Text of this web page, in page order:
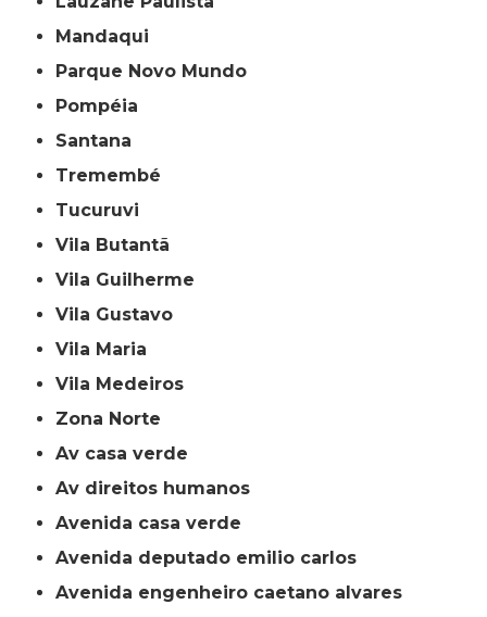
Mandaqui
Parque Novo Mundo
Pompéia
Santana
Tremembé
Tucuruvi
Vila Butantã
Vila Guilherme
Vila Gustavo
Vila Maria
Vila Medeiros
Zona Norte
av casa verde
av direitos humanos
avenida casa verde
avenida deputado emilio carlos
avenida engenheiro caetano alvares